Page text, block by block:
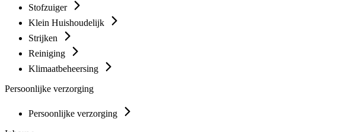
Stofzuiger
Klein Huishoudelijk
Strijken
Reiniging
Klimaatbeheersing
Persoonlijke verzorging
Persoonlijke verzorging